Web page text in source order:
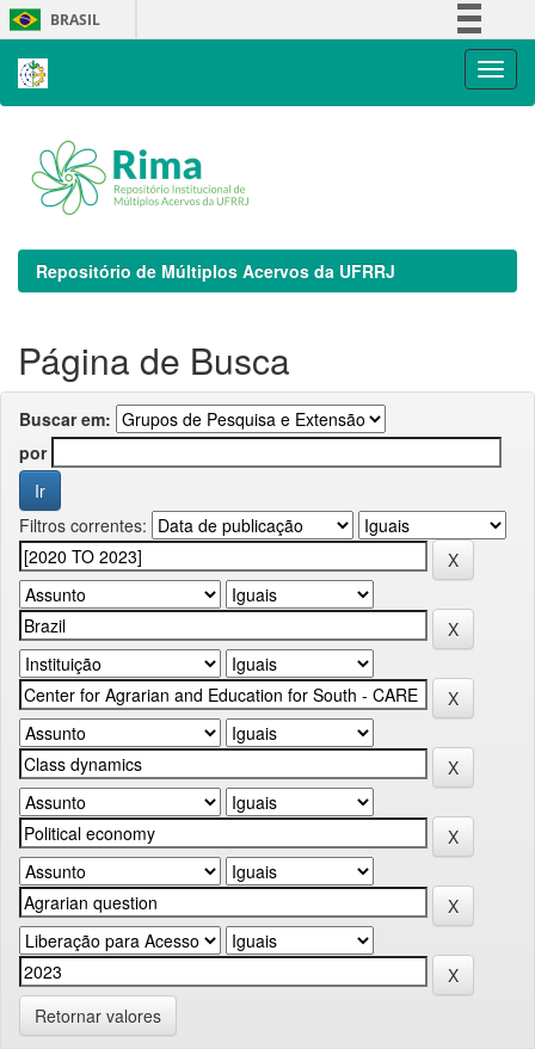
Skip
navigation
BRASIL
Repositório de Múltiplos Acervos da UFRRJ
Página de Busca
Buscar em:
por
Filtros correntes:
Retornar valores